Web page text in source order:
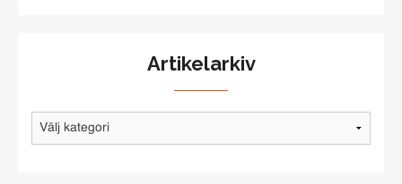
Artikelarkiv
Artikelarkiv